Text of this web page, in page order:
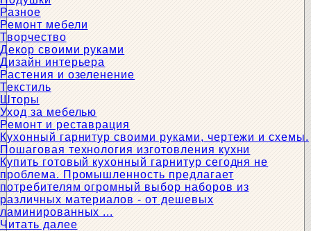
Разное
Ремонт мебели
Творчество
Декор своими руками
Дизайн интерьера
Растения и озеленение
Текстиль
Шторы
Уход за мебелью
Ремонт и реставрация
Кухонный гарнитур своими руками, чертежи и схемы.
Пошаговая технология изготовления кухни
Купить готовый кухонный гарнитур сегодня не
проблема. Промышленность предлагает
потребителям огромный выбор наборов из
различных материалов - от дешевых
ламинированных ...
Читать далее